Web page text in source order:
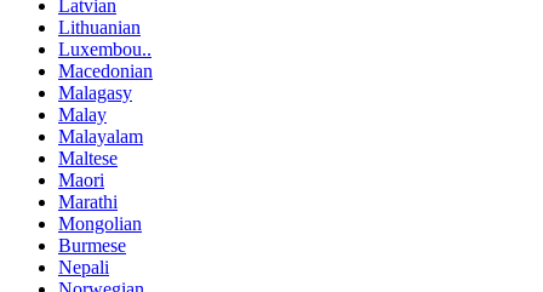
Latvian
Lithuanian
Luxembou..
Macedonian
Malagasy
Malay
Malayalam
Maltese
Maori
Marathi
Mongolian
Burmese
Nepali